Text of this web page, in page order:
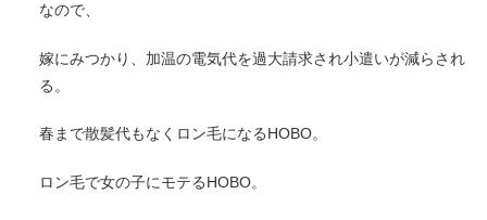
なので、
嫁にみつかり、加温の電気代を過大請求され小遣いが減らされ
る。
春まで散髪代もなくロン毛になるHOBO。
ロン毛で女の子にモテるHOBO。